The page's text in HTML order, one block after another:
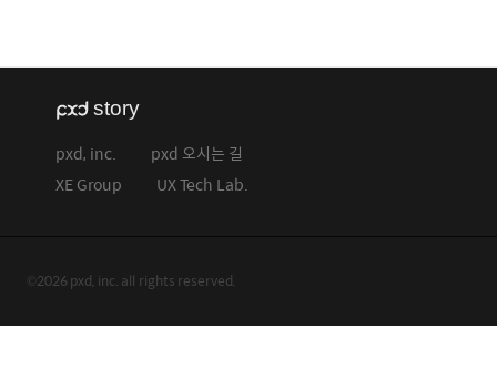
pxd, inc.
pxd 오시는 길
XE Group
UX Tech Lab.
©2026 pxd, inc. all rights reserved.